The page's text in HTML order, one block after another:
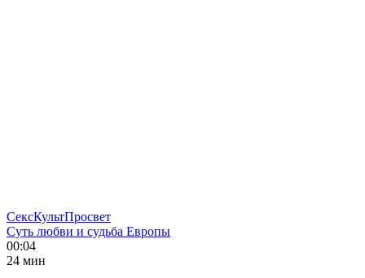
СексКультПросвет
Суть любви и судьба Европы
00:04
24 мин